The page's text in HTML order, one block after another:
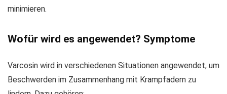
minimieren.
Wofür wird es angewendet? Symptome
Varcosin wird in verschiedenen Situationen angewendet, um
Beschwerden im Zusammenhang mit Krampfadern zu